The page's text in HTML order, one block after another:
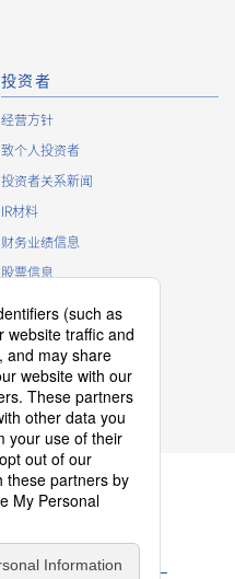
投资者
经营方针
致个人投资者
投资者关系新闻
IR材料
财务业绩信息
股票信息
IR日历
IR常见问题
IR策略
免责声明
ソーシャルメディアポリシー